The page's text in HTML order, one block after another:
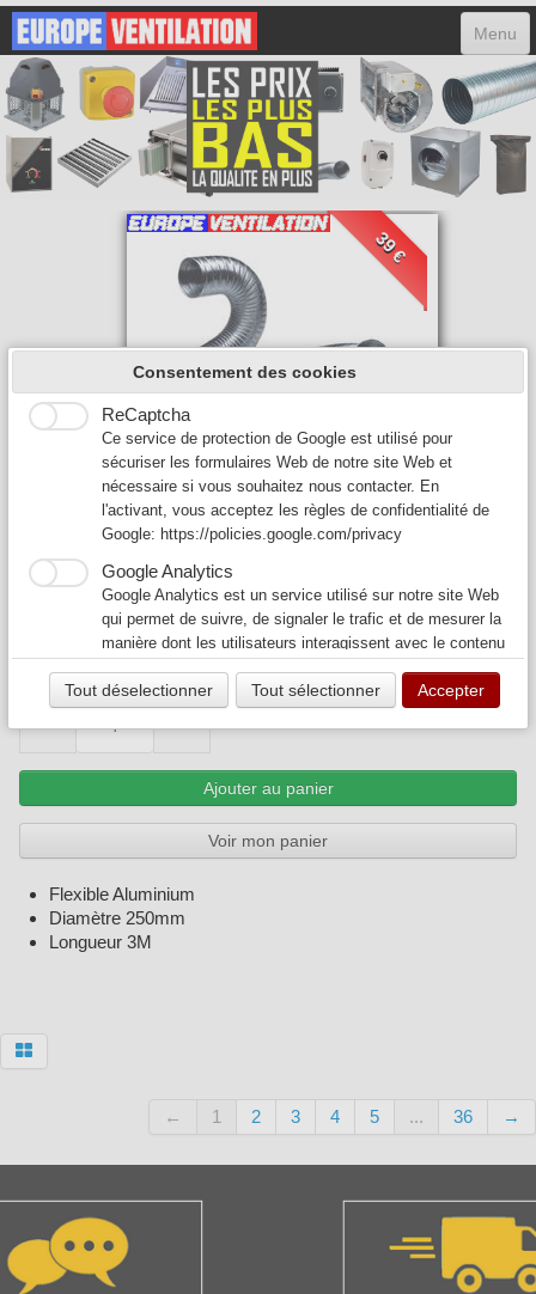
Menu
ACCUEIL
HOTTES
MOTEURS
0
39 €
FLEXIBLE ALUMINIUM
D250
39,00 € 49,00 €
Expédié dans les 7 jours
Quantité
− +
Ajouter au panier
Voir mon panier
Flexible Aluminium
Diamètre 250mm
Longueur 3M
← 1 2 3 4 5 ... 36 →
Consentement des cookies
ReCaptcha
Ce service de protection de Google est utilisé pour
sécuriser les formulaires Web de notre site Web et
nécessaire si vous souhaitez nous contacter. En
l'activant, vous acceptez les règles de confidentialité de
Google: https://policies.google.com/privacy
Google Analytics
Google Analytics est un service utilisé sur notre site Web
qui permet de suivre, de signaler le trafic et de mesurer la
manière dont les utilisateurs interagissent avec le contenu
meilleurs services.
Tout déselectionner Tout sélectionner Accepter